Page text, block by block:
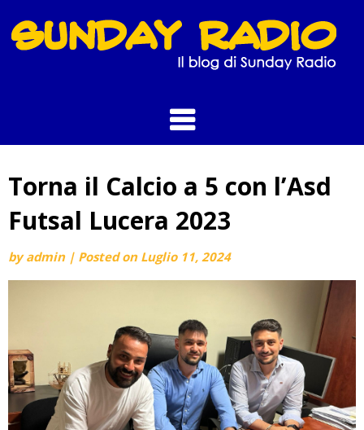
to
content
Torna il Calcio a 5 con l’Asd
Futsal Lucera 2023
byadmin | Posted on Luglio 11, 2024